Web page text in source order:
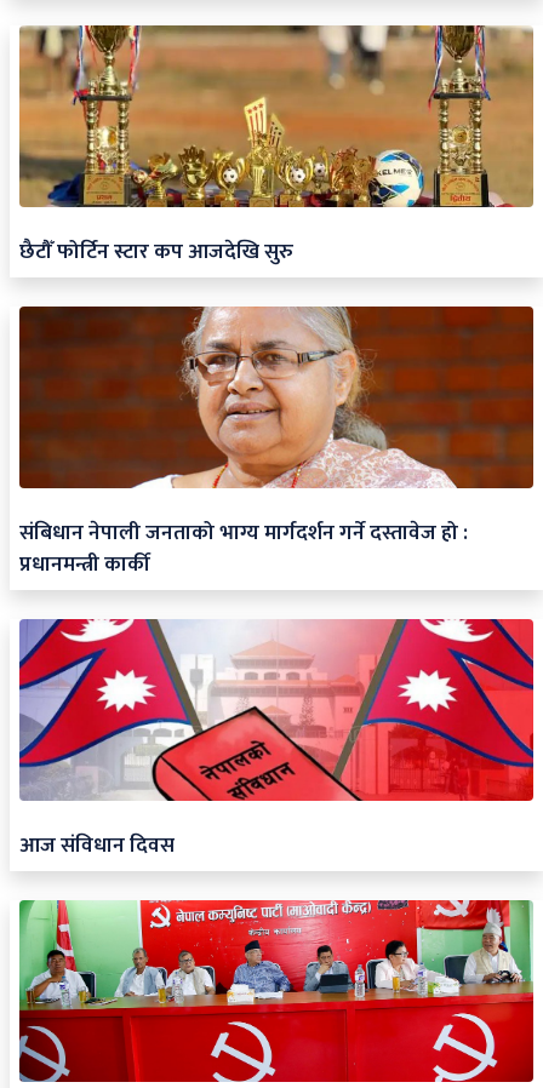
छैटौँ फोर्टिन स्टार कप आजदेखि सुरु
संबिधान नेपाली जनताको भाग्य मार्गदर्शन गर्ने दस्तावेज हो :
प्रधानमन्त्री कार्की
आज संविधान दिवस